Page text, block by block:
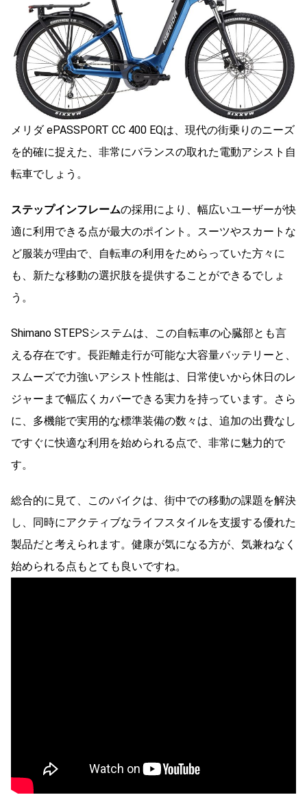
メリダ ePASSPORT CC 400 EQは、現代の街乗りのニーズ
を的確に捉えた、非常にバランスの取れた電動アシスト自
転車でしょう。
ステップインフレームの採用により、幅広いユーザーが快
適に利用できる点が最大のポイント。スーツやスカートな
ど服装が理由で、自転車の利用をためらっていた方々に
も、新たな移動の選択肢を提供することができるでしょ
う。
Shimano STEPSシステムは、この自転車の心臓部とも言
える存在です。長距離走行が可能な大容量バッテリーと、
スムーズで力強いアシスト性能は、日常使いから休日のレ
ジャーまで幅広くカバーできる実力を持っています。
さら
に、多機能で実用的な標準装備の数々は、追加の出費なし
ですぐに快適な利用を始められる点で、非常に魅力的で
す。
総合的に見て、このバイクは、街中での移動の課題を解決
し、同時にアクティブなライフスタイルを支援する優れた
製品だと考えられます。健康が気になる方が、気兼ねなく
始められる点もとても良いですね。